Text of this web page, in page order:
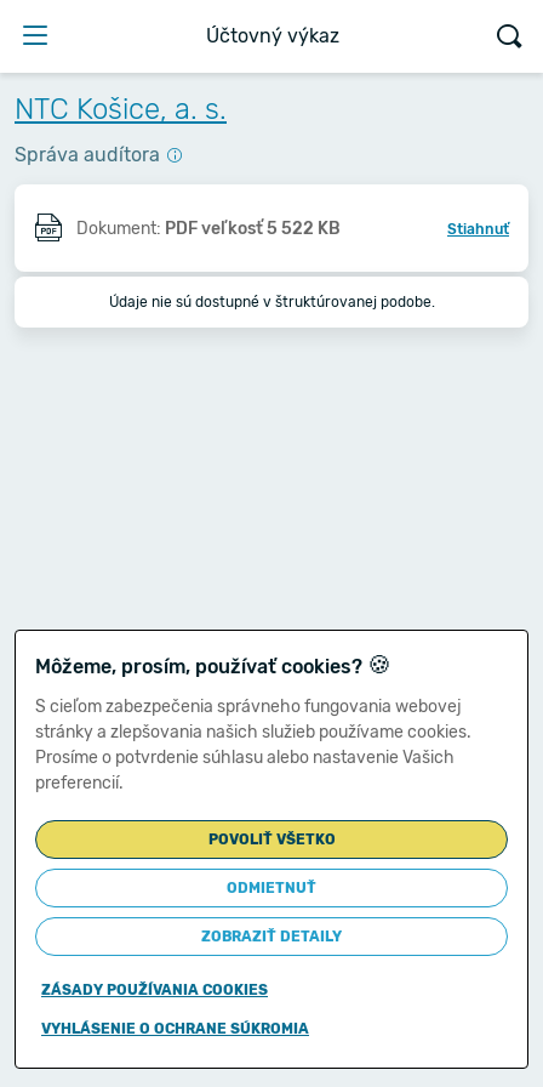
Účtovný výkaz
NTC Košice, a. s.
Správa audítora
Dokument: PDF veľkosť 5 522 KB Stiahnuť
Údaje nie sú dostupné v štruktúrovanej podobe.
Môžeme, prosím, používať cookies? 🍪
S cieľom zabezpečenia správneho fungovania webovej
stránky a zlepšovania našich služieb používame cookies.
Prosíme o potvrdenie súhlasu alebo nastavenie Vašich
preferencií.
POVOLIŤ VŠETKO
ODMIETNUŤ
ZOBRAZIŤ DETAILY
ZÁSADY POUŽÍVANIA COOKIES
VYHLÁSENIE O OCHRANE SÚKROMIA
Copyright © 2011-2026